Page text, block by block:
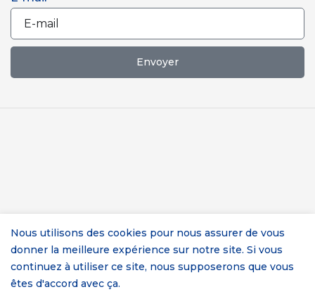
Envoyer
COPYRIGHT © 2023 TREIZH À L'OUEST
🚀AVEC ❤️PAR
MEL&YOU
Nous utilisons des cookies pour nous assurer de vous
donner la meilleure expérience sur notre site. Si vous
continuez à utiliser ce site, nous supposerons que vous
êtes d'accord avec ça.